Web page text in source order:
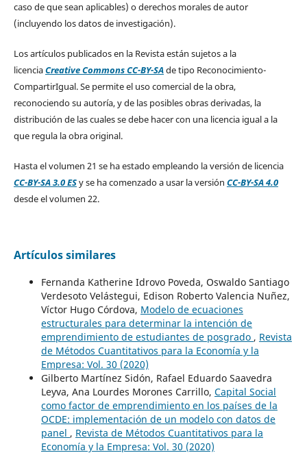
caso de que sean aplicables) o derechos morales de autor
(incluyendo los datos de investigación).
Los artículos publicados en la Revista están sujetos a la
licenciaCreative Commons CC-BY-SAde tipo Reconocimiento-
CompartirIgual. Se permite el uso comercial de la obra,
reconociendo su autoría, y de las posibles obras derivadas, la
distribución de las cuales se debe hacer con una licencia igual a la
que regula la obra original.
Hasta el volumen 21 se ha estado empleando la versión de licencia
CC-BY-SA 3.0 ESy se ha comenzado a usar la versión CC-BY-SA 4.0
desde el volumen 22.
Artículos similares
Fernanda Katherine Idrovo Poveda, Oswaldo Santiago
Verdesoto Velástegui, Edison Roberto Valencia Nuñez,
Víctor Hugo Córdova, Modelo de ecuaciones
estructurales para determinar la intención de
emprendimiento de estudiantes de posgrado , Revista
de Métodos Cuantitativos para la Economía y la
Empresa: Vol. 30 (2020)
Gilberto Martínez Sidón, Rafael Eduardo Saavedra
Leyva, Ana Lourdes Morones Carrillo, Capital Social
como factor de emprendimiento en los países de la
OCDE: implementación de un modelo con datos de
panel , Revista de Métodos Cuantitativos para la
Economía y la Empresa: Vol. 30 (2020)